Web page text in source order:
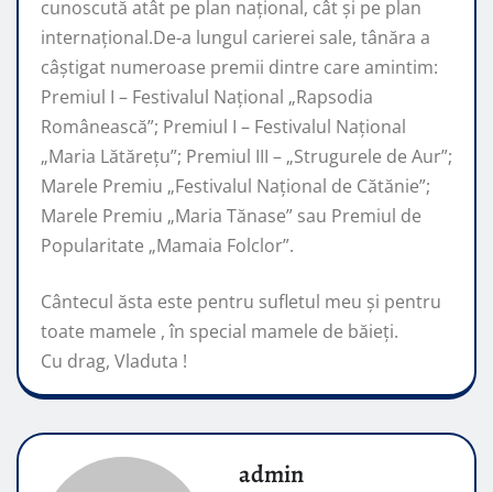
cunoscută atât pe plan naţional, cât şi pe plan
internaţional.De-a lungul carierei sale, tânăra a
câştigat numeroase premii dintre care amintim:
Premiul I – Festivalul Național „Rapsodia
Românească”; Premiul I – Festivalul Național
„Maria Lătărețu”; Premiul III – „Strugurele de Aur”;
Marele Premiu „Festivalul Național de Cătănie”;
Marele Premiu „Maria Tănase” sau Premiul de
Popularitate „Mamaia Folclor”.
Cântecul ăsta este pentru sufletul meu și pentru
toate mamele , în special mamele de băieți.
Cu drag, Vladuta !
admin